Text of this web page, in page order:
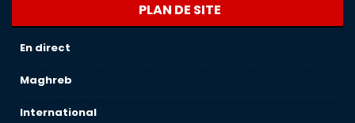
PLAN DE SITE
En direct
Maghreb
International